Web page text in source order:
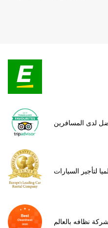
لدى المسافرين
لتأجير السيارات
نظافه بالعالم